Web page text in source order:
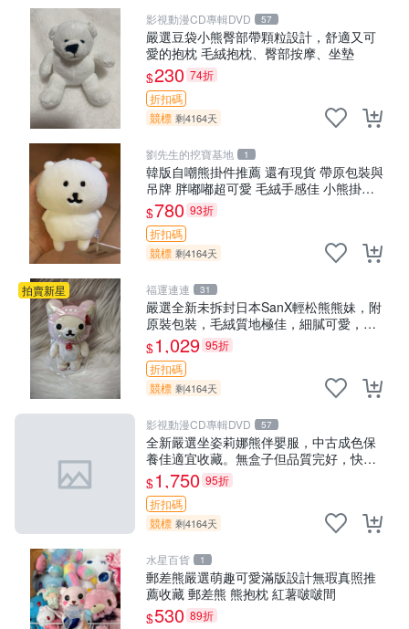
影視動漫CD專輯DVD 57
嚴選豆袋小熊臀部帶顆粒設計，舒適又可
愛的抱枕 毛絨抱枕、臀部按摩、坐墊
$230 74折
折扣碼
競標 剩4164天
劉先生的挖寶基地 1
韓版自嘲熊掛件推薦 還有現貨 帶原包裝與
吊牌 胖嘟嘟超可愛 毛絨手感佳 小熊掛件
自嘲抱枕 小熊抱枕
$780 93折
折扣碼
競標 剩4164天
拍賣新星 福運連連 31
嚴選全新未拆封日本SanX輕松熊熊妹，附
原裝包裝，毛絨質地極佳，細膩可愛，推
薦收藏兼送禮，適合女性好友或家人，限
量釋出。鬆熊、熊玩偶、收藏品
$1,029 95折
折扣碼
競標 剩4164天
影視動漫CD專輯DVD 57
全新嚴選坐姿莉娜熊伴嬰服，中古成色保
養佳適宜收藏。無盒子但品質完好，快速
出貨。建議入手！ 中古 玩偶 滬漫
$1,750 95折
折扣碼
競標 剩4164天
水星百貨 1
郵差熊嚴選萌趣可愛滿版設計無瑕真照推
薦收藏 郵差熊 熊抱枕 紅薯啵啵間
$530 89折